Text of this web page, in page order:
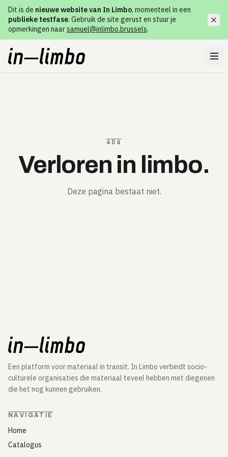
Dit is de nieuwe website van In Limbo, momenteel in een
publieke testfase. Gebruik de site gerust en stuur je
opmerkingen naarsamuel@inlimbo.brussels.
404
Verloren in limbo.
Deze pagina bestaat niet.
Een platform voor materiaal in transit. In Limbo verbindt socio-
culturele organisaties die materiaal teveel hebben met diegenen
die het nog kunnen gebruiken.
NAVIGATIE
Home
Catalogus